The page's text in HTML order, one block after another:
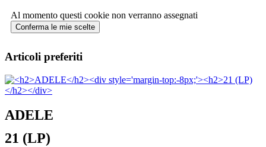
Al momento questi cookie non verranno assegnati
Conferma le mie scelte
Articoli preferiti
ADELE
21 (LP)